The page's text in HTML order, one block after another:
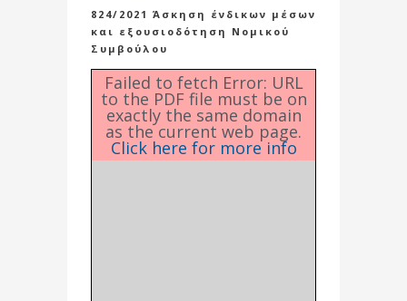
824/2021 Άσκηση ένδικων μέσων
και εξουσιοδότηση Νομικού
Συμβούλου
Failed to fetch Error: URL
to the PDF file must be on
exactly the same domain
as the current web page.
Click here for more info